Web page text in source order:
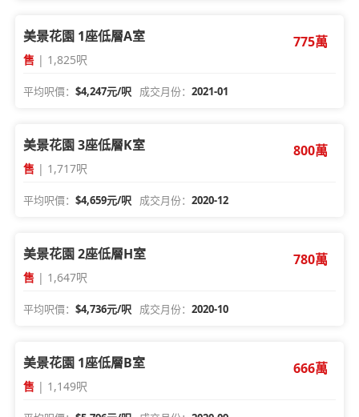
美景花園 1座低層A室
售 | 1,825呎
775萬
平均呎價：$4,247元/呎 成交月份：2021-01
美景花園 3座低層K室
售 | 1,717呎
800萬
平均呎價：$4,659元/呎 成交月份：2020-12
美景花園 2座低層H室
售 | 1,647呎
780萬
平均呎價：$4,736元/呎 成交月份：2020-10
美景花園 1座低層B室
售 | 1,149呎
666萬